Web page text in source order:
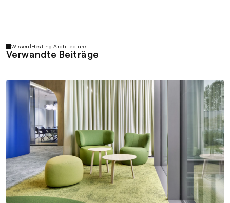
Wissen |Healing Architecture
Verwandte Beiträge